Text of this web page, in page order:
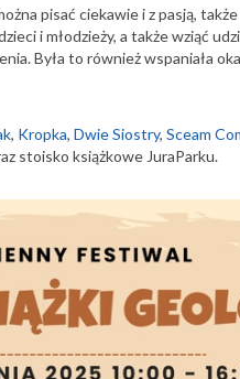
pisać ciekawie i z pasją,
i młodzieży, a także wziąć
Była to również wspaniała
, Kropka, Dwie Siostry, Sceam
stoisko książkowe JuraParku.